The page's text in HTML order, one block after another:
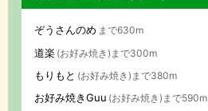
ぞうさんのめ まで630m
道楽 (お好み焼き)まで300m
もりもと (お好み焼き)まで380m
お好み焼きGuu (お好み焼き)まで590m